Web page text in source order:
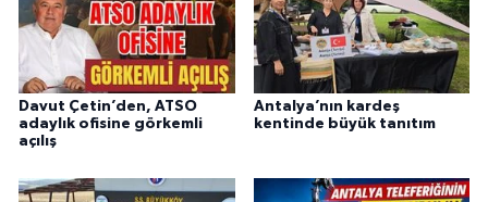
Davut Çetin’den, ATSO
adaylık ofisine görkemli
açılış
Antalya’nın kardeş
kentinde büyük tanıtım